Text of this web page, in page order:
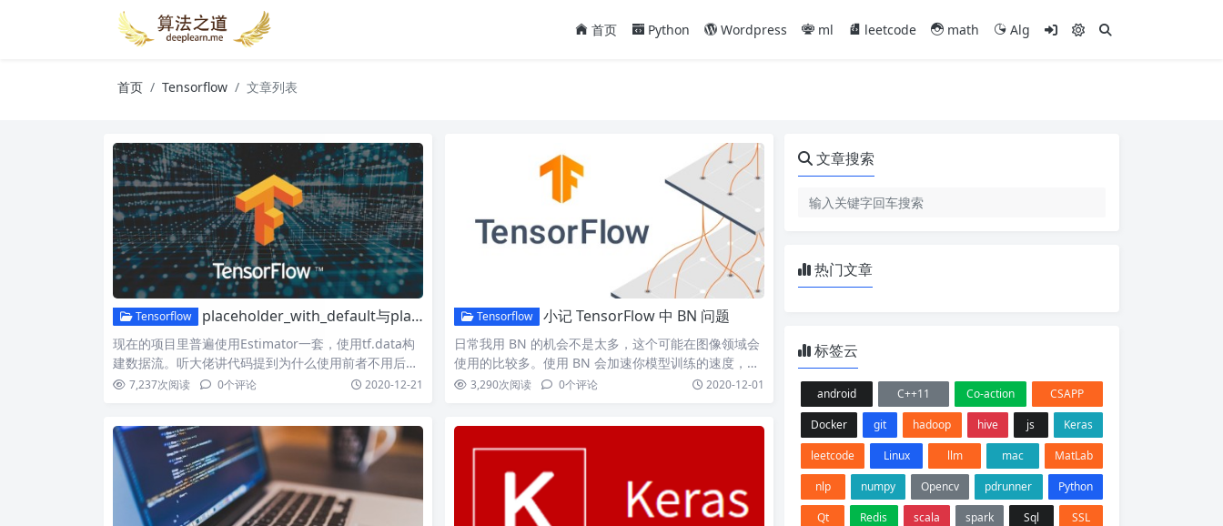
首页 Python Wordpress ml leetcode math Alg
首页 Tensorflow 文章列表
Tensorflow placeholder_with_default与placeholder区别
现在的项目里普遍使用Estimator一套，使用tf.data构
建数据流。听大佬讲代码提到为什么使用前者不用后…
7,237次阅读 0个评论 2020-12-21
Tensorflow 小记 TensorFlow 中 BN 问题
日常我用 BN 的机会不是太多，这个可能在图像领域会
使用的比较多。使用 BN 会加速你模型训练的速度，这
个跟 …
3,290次阅读 0个评论 2020-12-01
文章搜索
热门文章
标签云
android C++11 Co-action
CSAPP
Docker
git hadoop hive js
Keras
leetcode
Linux llm mac
MatLab
nlp
numpy Opencv pdrunner
Python
Qt
Redis scala spark Sql
SSL